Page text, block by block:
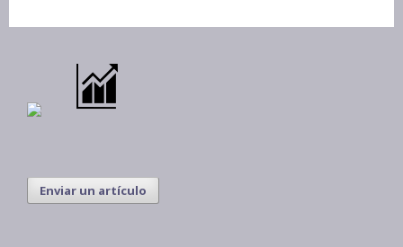
Enviar un artículo